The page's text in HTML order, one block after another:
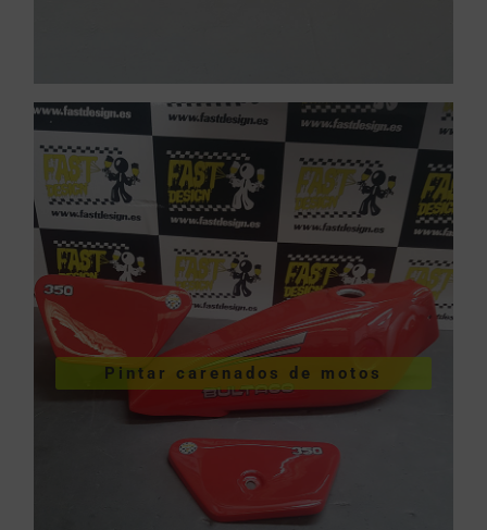
Pintar carenados de motos
motos
VER PINTURA DE CARENADOS